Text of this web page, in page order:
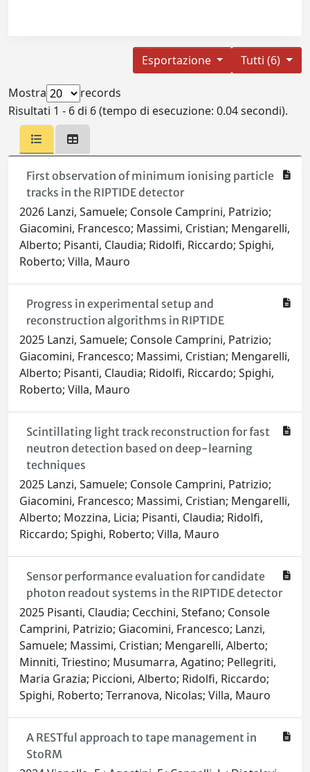
Tutti (6)
Esportazione
Mostra
records
Risultati 1 - 6 di 6 (tempo di esecuzione: 0.04 secondi).
First observation of minimum ionising particle
tracks in the RIPTIDE detector
2026 Lanzi, Samuele; Console Camprini, Patrizio;
Giacomini, Francesco; Massimi, Cristian; Mengarelli,
Alberto; Pisanti, Claudia; Ridolfi, Riccardo; Spighi,
Roberto; Villa, Mauro
Progress in experimental setup and
reconstruction algorithms in RIPTIDE
2025 Lanzi, Samuele; Console Camprini, Patrizio;
Giacomini, Francesco; Massimi, Cristian; Mengarelli,
Alberto; Pisanti, Claudia; Ridolfi, Riccardo; Spighi,
Roberto; Villa, Mauro
Scintillating light track reconstruction for fast
neutron detection based on deep-learning
techniques
2025 Lanzi, Samuele; Console Camprini, Patrizio;
Giacomini, Francesco; Massimi, Cristian; Mengarelli,
Alberto; Mozzina, Licia; Pisanti, Claudia; Ridolfi,
Riccardo; Spighi, Roberto; Villa, Mauro
Sensor performance evaluation for candidate
photon readout systems in the RIPTIDE detector
2025 Pisanti, Claudia; Cecchini, Stefano; Console
Camprini, Patrizio; Giacomini, Francesco; Lanzi,
Samuele; Massimi, Cristian; Mengarelli, Alberto;
Minniti, Triestino; Musumarra, Agatino; Pellegriti,
Maria Grazia; Piccioni, Alberto; Ridolfi, Riccardo;
Spighi, Roberto; Terranova, Nicolas; Villa, Mauro
A RESTful approach to tape management in
StoRM